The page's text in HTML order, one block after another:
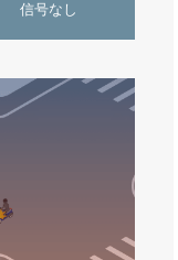
信号なし